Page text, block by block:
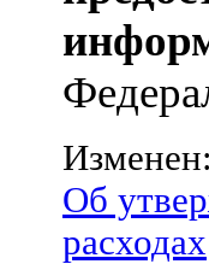
Об
расходах